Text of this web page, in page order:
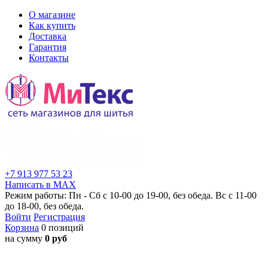
О магазине
Как купить
Доставка
Гарантия
Контакты
+7 913 977 53 23
Написать в MAX
Режим работы: Пн - Сб с 10-00 до 19-00, без обеда. Вс с 11-00
до 18-00, без обеда.
Войти Регистрация
Корзина 0 позиций
на сумму 0 руб